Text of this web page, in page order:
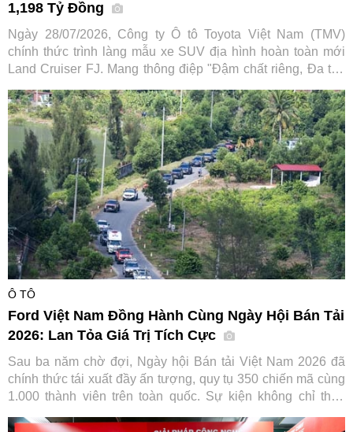
1,198 Tỷ Đồng
Ngày 28/07/2026, Công ty Ô tô Toyota Việt Nam (TMV)
chính thức trình làng mẫu xe SUV địa hình hoàn toàn mới
Land Cruiser FJ. Mang thông điệp "Đậm chất riêng, Đa trải
hàng tiếp cận dòng xe huyền thoại vốn đã có lịch sử hơn 70
năm của hãng xe Nhật Bản.
Ô TÔ
Ford Việt Nam Đồng Hành Cùng Ngày Hội Bán Tải
2026: Lan Tỏa Giá Trị Tích Cực
Sau ba năm chờ đợi, Ngày hội Bán tải Việt Nam 2026 đã
chính thức tái xuất đầy ấn tượng, quy tụ 350 chiến mã cùng
1.000 thành viên trên toàn quốc. Sự kiện không chỉ thỏa